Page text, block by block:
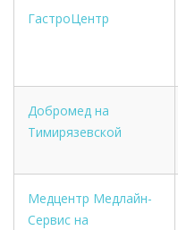
ГастроЦентр
Добромед на
Тимирязевской
Медцентр Медлайн-
Сервис на